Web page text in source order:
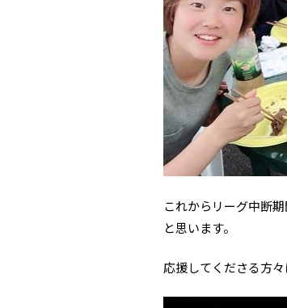
これからリーグ中断
と思います。
応援してくださる方